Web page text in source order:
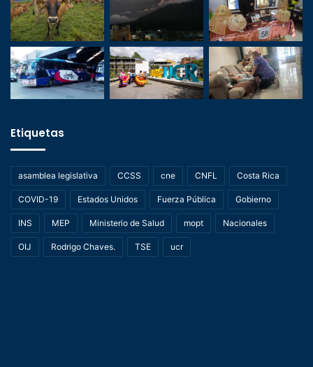
Etiquetas
asamblea legislativa CCSS cne CNFL Costa Rica
COVID-19 Estados Unidos Fuerza Pública Gobierno
INS MEP Ministerio de Salud mopt Nacionales
OIJ Rodrigo Chaves. TSE ucr